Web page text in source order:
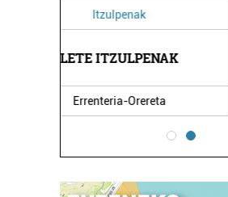
MIREN TABERNA
Oiartzun